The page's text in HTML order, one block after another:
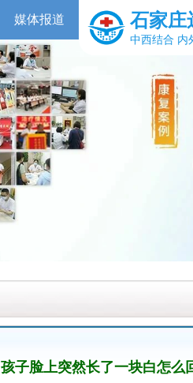
媒体报道 石家庄
中西结合 内
孩子脸上突然长了一块白怎么